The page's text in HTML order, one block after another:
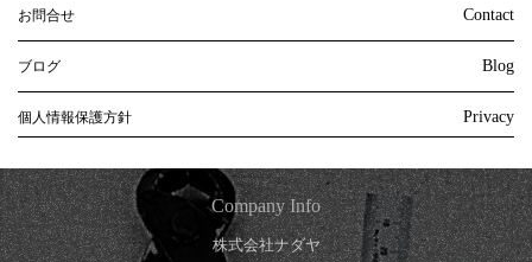
お問合せ Contact
ブログ Blog
個人情報保護方針 Privacy
Company Info
株式会社ナダヤ